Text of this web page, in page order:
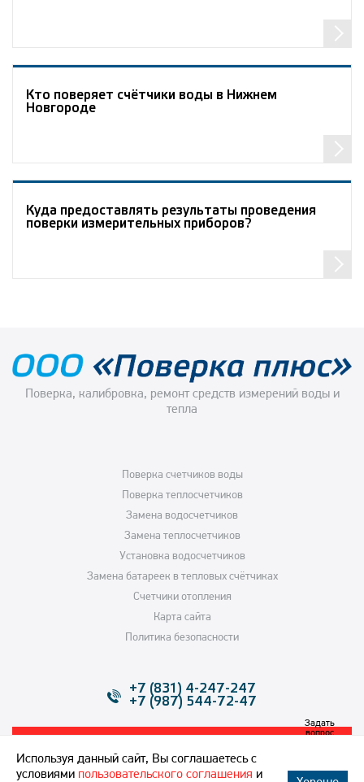
Кто поверяет счётчики воды в Нижнем
Новгороде
Куда предоставлять результаты проведения
поверки измерительных приборов?
Поверка, калибровка, ремонт средств измерений воды и
тепла
Поверка счетчиков воды
Поверка теплосчетчиков
Замена водосчетчиков
Замена теплосчетчиков
Установка водосчетчиков
Замена батареек в тепловых счётчиках
Счетчики отопления
Карта сайта
Политика безопасности
+7 (831) 4-247-247
+7 (987) 544-72-47
Задать
вопрос
Используя данный сайт, Вы соглашаетесь с
условиями пользовательского соглашения и